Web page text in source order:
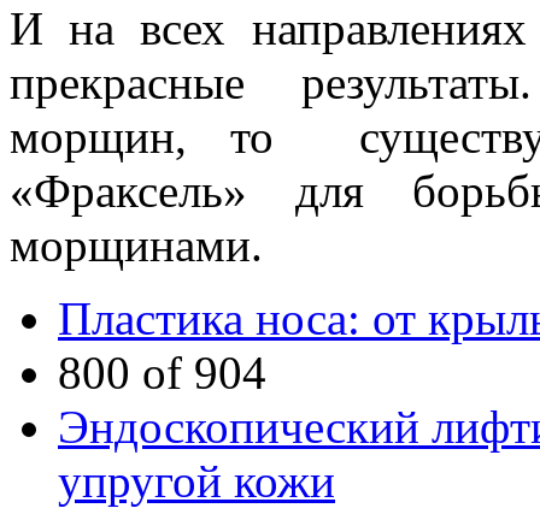
И на всех
прекрасные
морщин, то
«Фраксель» для
морщинами.
Пластика носа: от
800 of 904
Эндоскопический
упругой кожи